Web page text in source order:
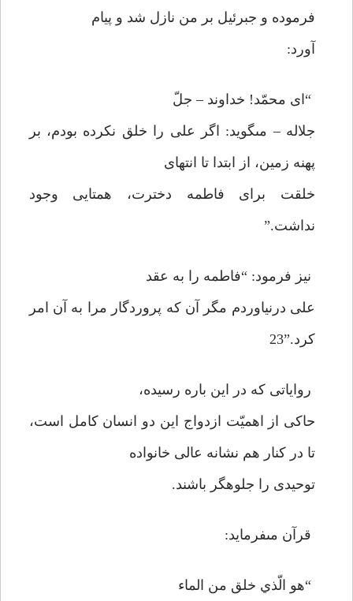
فرموده و جبرئيل بر من نازل شد و پيام
آورد:
“اى محمّد! خداوند – جلّ
جلاله – مى‏گويد: اگر على را خلق نكرده بودم، بر
پهنه زمين، از ابتدا تا انتهاى
خلقت براى فاطمه دخترت، همتايى وجود
نداشت.”
نيز فرمود: “فاطمه را به عقد
على درنياوردم مگر آن كه پروردگار مرا به آن امر
كرد.”23
رواياتى كه در اين باره رسيده،
حاكى از اهميّت ازدواج اين دو انسان كامل است،
تا در كنار هم نشانه عالى خانواده
توحيدى را جلوه‏گر باشند.
قرآن مى‏فرمايد:
“هو الّذي خلق من الماء